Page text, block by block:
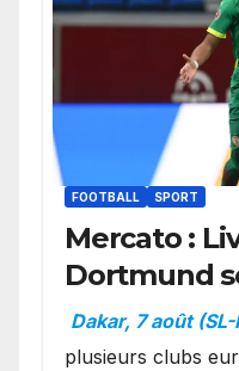
FOOTBALL SPORT
Mercato :
Dortmund
en favoris
Ibrahim
Dakar, 7 août (SL-
plusieurs clubs